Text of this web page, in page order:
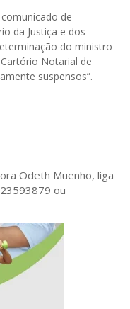
de
da Justiça e dos
do ministro
Notarial de
suspensos”.
Odeth Muenho, liga
ou